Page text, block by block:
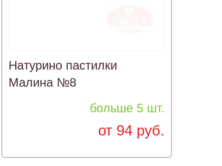
Натурино пастилки
Малина №8
больше 5 шт.
от 94 руб.